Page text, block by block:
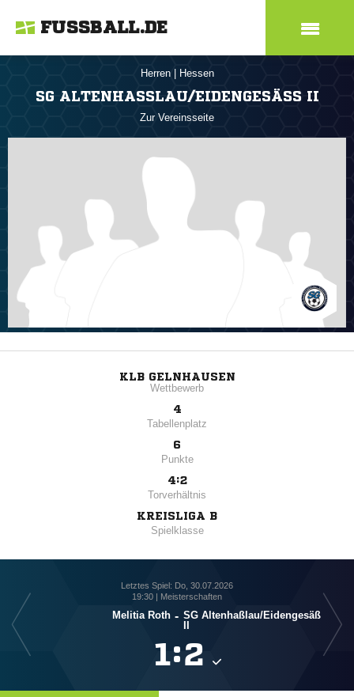
FUSSBALL.DE
Herren Hessen
SG ALTENHASSLAU/EIDENGESÄSS II
Zur Vereinsseite
KLB GELNHAUSEN
Wettbewerb
4
Tabellenplatz
6
Punkte
4:2
Torverhältnis
KREISLIGA B
Spielklasse
Letztes Spiel: Do, 30.07.2026
19:30 | Meisterschaften
Melitia Roth - SG Altenhaßlau/​Eidengesäß
: